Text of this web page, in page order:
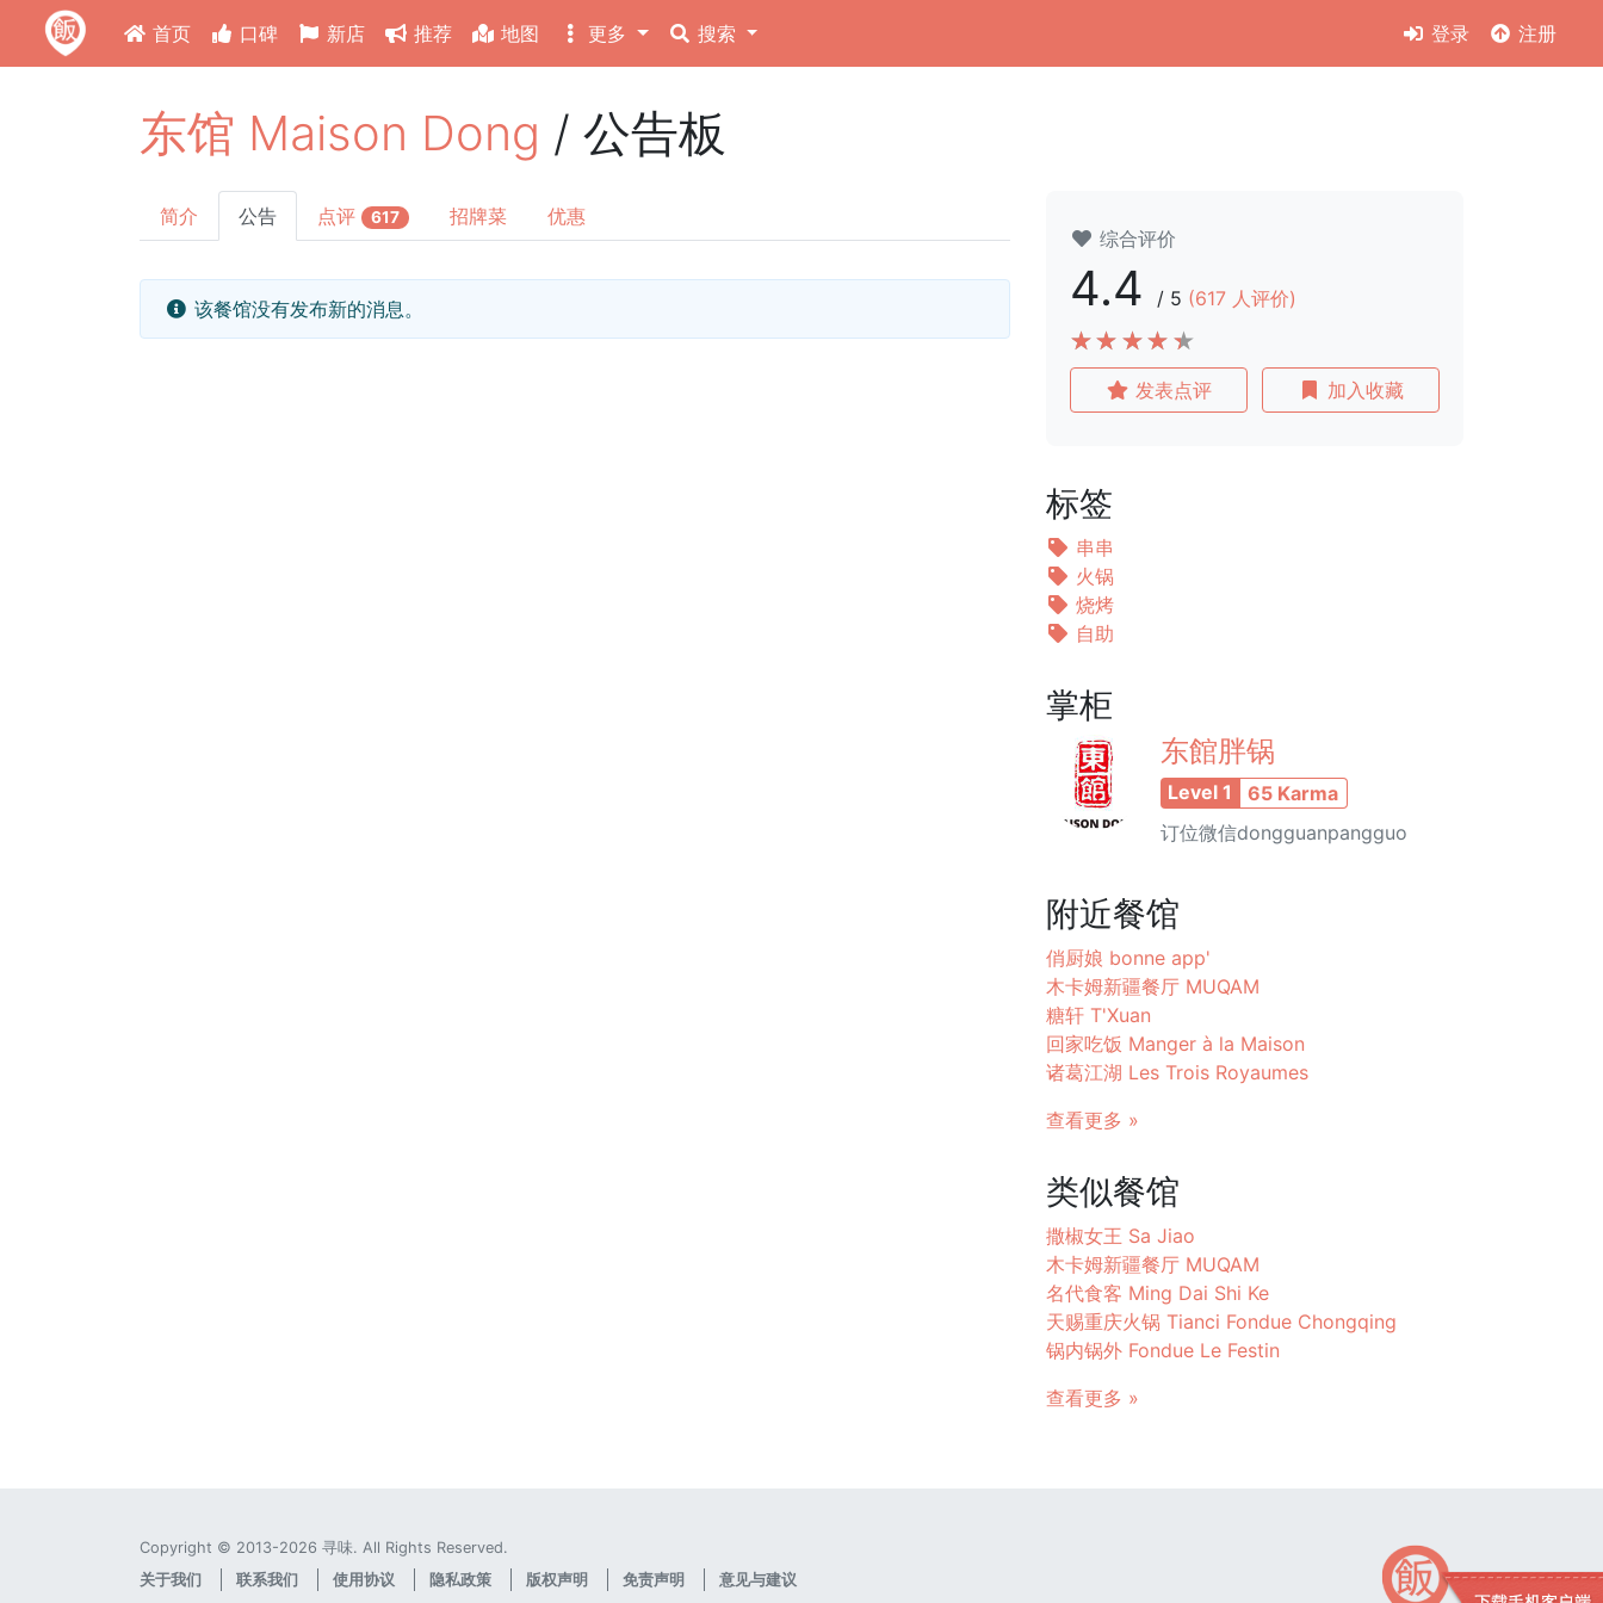
首页 口碑 新店 推荐 地图 更多 搜索 登录 注册
东馆 Maison Dong / 公告板
简介 公告 点评 617 招牌菜 优惠
该餐馆没有发布新的消息。
综合评价
4.4 / 5 (617 人评价)
发表点评 加入收藏
标签
串串
火锅
烧烤
自助
掌柜
东館胖锅
Level 1
65 Karma
订位微信dongguanpangguo
附近餐馆
俏厨娘 bonne app'
木卡姆新疆餐厅 MUQAM
糖轩 T'Xuan
回家吃饭 Manger à la Maison
诸葛江湖 Les Trois Royaumes
查看更多 »
类似餐馆
撒椒女王 Sa Jiao
木卡姆新疆餐厅 MUQAM
名代食客 Ming Dai Shi Ke
天赐重庆火锅 Tianci Fondue Chongqing
锅内锅外 Fondue Le Festin
查看更多 »
Copyright © 2013-2026 寻味. All Rights Reserved.
关于我们
联系我们 使用协议 隐私政策 版权声明 免责声明 意见与建议